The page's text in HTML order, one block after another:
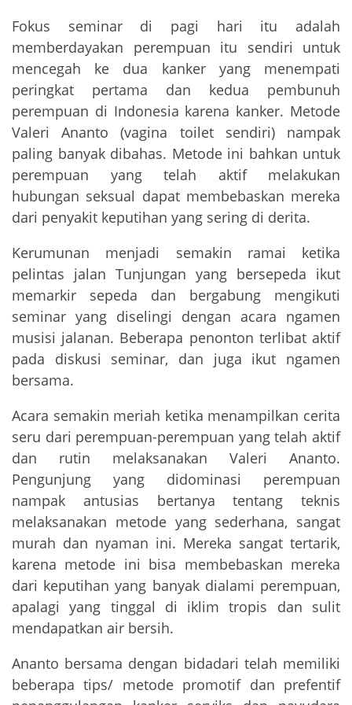
Fokus seminar di pagi hari itu adalah
memberdayakan perempuan itu sendiri untuk
mencegah ke dua kanker yang menempati
peringkat pertama dan kedua pembunuh
perempuan di Indonesia karena kanker. Metode
Valeri Ananto (vagina toilet sendiri) nampak
paling banyak dibahas. Metode ini bahkan untuk
perempuan yang telah aktif melakukan
hubungan seksual dapat membebaskan mereka
dari penyakit keputihan yang sering di derita.
Kerumunan menjadi semakin ramai ketika
pelintas jalan Tunjungan yang bersepeda ikut
memarkir sepeda dan bergabung mengikuti
seminar yang diselingi dengan acara ngamen
musisi jalanan. Beberapa penonton terlibat aktif
pada diskusi seminar, dan juga ikut ngamen
bersama.
Acara semakin meriah ketika menampilkan cerita
seru dari perempuan-perempuan yang telah aktif
dan rutin melaksanakan Valeri Ananto.
Pengunjung yang didominasi perempuan
nampak antusias bertanya tentang teknis
melaksanakan metode yang sederhana, sangat
murah dan nyaman ini. Mereka sangat tertarik,
karena metode ini bisa membebaskan mereka
dari keputihan yang banyak dialami perempuan,
apalagi yang tinggal di iklim tropis dan sulit
mendapatkan air bersih.
Ananto bersama dengan bidadari telah memiliki
beberapa tips/ metode promotif dan prefentif